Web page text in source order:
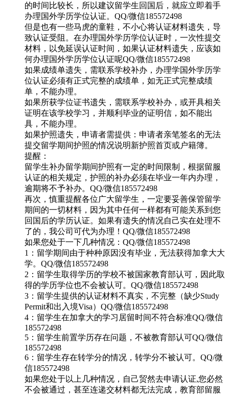
的时间比较长，所以建议留学生回国后，就应立即着手
办理国外学历学位认证。QQ/微信185572498
但是也有一些马虎的童鞋，不小心将认证材料遗失，导
致认证受阻。在办理国外学历学位认证时，一次性提交
材料，以免延误认证时间，如果认证材料遗失，应该如
何办理国外学历学位认证呢QQ/微信185572498
如果成绩单遗失，需联系学校补办，办理学国外学历学
位认证必须有正式完整的成绩单，如无正式完整成绩
单，不能办理。
如果所获学位证书遗失，需联系学校补办，或开具相关
证明在该学校学习，并顺利毕业的证明信，如不能出
具，不能办理。
如果护照遗失，申请者需提供：申请者亲笔签名的无法
提交留学期间护照的情况说明新护照首页或户籍簿。
提醒：
留学生补办留学期间护照有一定的时间限制，根据留服
认证的相关规定，护照的补办必须在毕业一年内办理，
逾期将不予补办。QQ/微信185572498
再次，慎重提醒各位广大留学生，一定要妥善保管留学
期间的一切材料，因为其中任何一样都有可能关系到您
回国后的学历认证。如果有遗失的情况自己实在处理不
了的，我公司可代为办理！QQ/微信185572498
如果您处于一下几种情况：QQ/微信185572498
1：留学期间由于种种原因没有毕业，无法获得加拿大大
学。QQ/微信185572498
2：留学生取得学历的学校不被国家教育部认可，因此取
得的学历学位也不会被认可。QQ/微信185572498
3：留学生提供的认证材料不真实，不完整（缺少Study
Permit和出入境Visa）QQ/微信185572498
4：留学生在加拿大的学习居留时间不符合标准QQ/微信
185572498
5：留学生前置学历存在问题，不被教育部认可QQ/微信
185572498
6：留学生存在转学分的情况，转学分不被认可。QQ/微
信185572498
如果您处于以上几种情况，自己贸然去申请认证,您必然
不会被通过，甚至连递交材料都无法完成，教育部留服